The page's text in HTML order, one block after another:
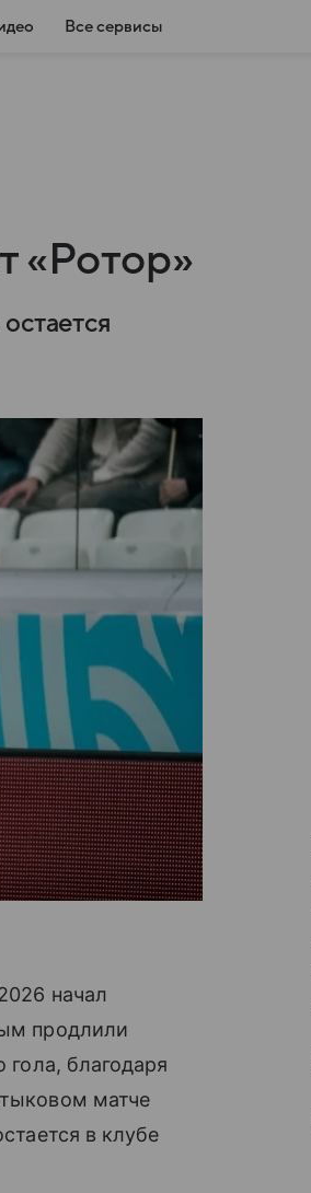
Все сервисы
«Ротор»
начал
продлили
благодаря
матче
в клубе